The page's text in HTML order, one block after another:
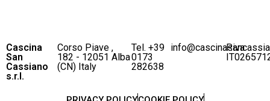
Cascina
San
Cassiano
s.r.l.
Corso Piave ,
182 - 12051 Alba
(CN) Italy
Tel. +39
0173
282638
P.iva